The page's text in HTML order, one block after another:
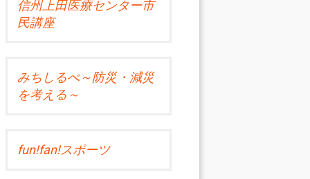
信州上田医療センター市
民講座
みちしるべ～防災・減災
を考える～
fun!fan!スポーツ